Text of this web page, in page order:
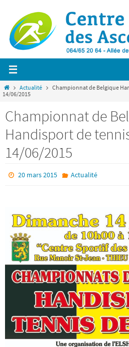
contenu
HomeActualité
Championnat de Belgique
14/06/2015
Championnat de
Handisport de
14/06/2015
20 mars 2015 Actualité